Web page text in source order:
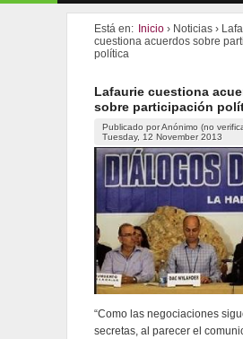
Está en: Inicio › Noticias ›
cuestiona acuerdos sobre
política
Lafaurie cuestiona
sobre participación
Publicado porAnónimo (no
Tuesday, 12 November 2013
“Como las negociaciones
secretas, al parecer el